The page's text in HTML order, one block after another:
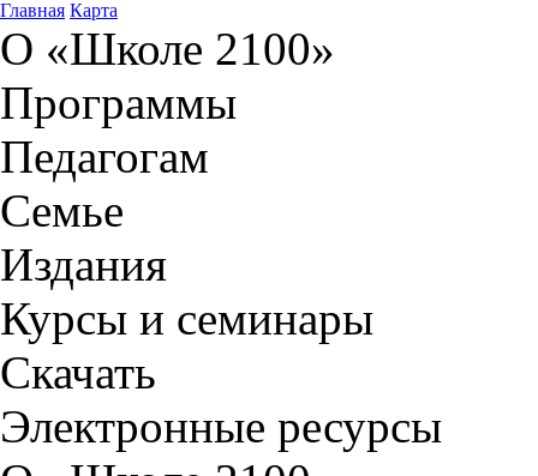
Главная Карта
О «Школе 2100»
Программы
Педагогам
Семье
Издания
Курсы и семинары
Скачать
Электронные ресурсы